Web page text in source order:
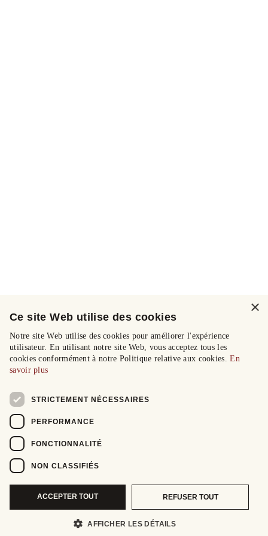
×
Ce site Web utilise des cookies
Notre site Web utilise des cookies pour améliorer l'expérience
utilisateur. En utilisant notre site Web, vous acceptez tous les
cookies conformément à notre Politique relative aux cookies.En
savoir plus
STRICTEMENT NÉCESSAIRES
PERFORMANCE
FONCTIONNALITÉ
NON CLASSIFIÉS
ACCEPTER TOUT REFUSER TOUT
AFFICHER LES DÉTAILS